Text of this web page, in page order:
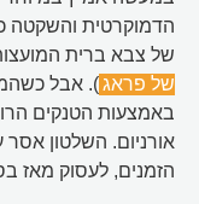
הדמוקרטית והשקטה
של צבא ברית
של פראג). אבל
באמצעות הטנקים
אורניום. השלטון אסר
הזמנים, לעסוק מאז